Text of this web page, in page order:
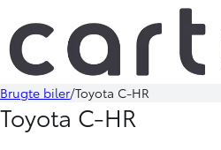
Book prøvetur
Brugte biler Toyota C-HR
Toyota C-HR
HYBRID